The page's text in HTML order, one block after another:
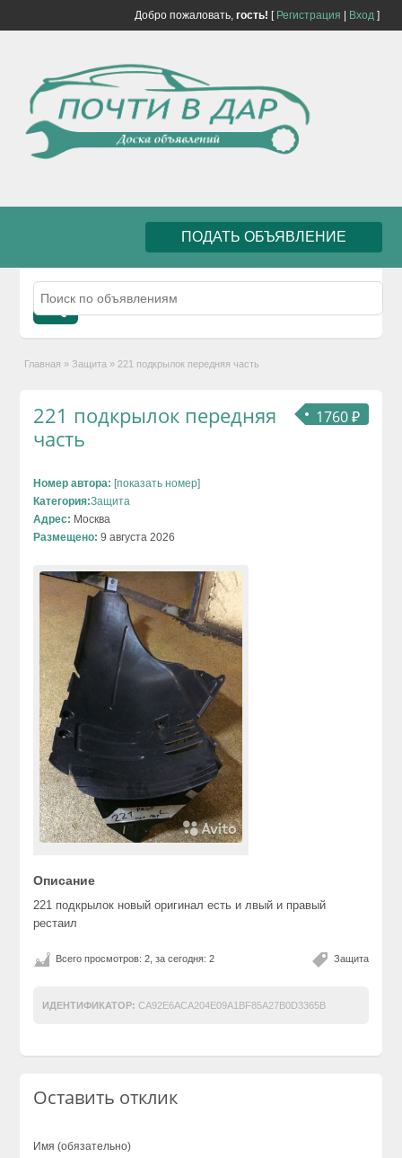
Добро пожаловать, гость! [ Регистрация Вход]
ПОДАТЬ ОБЪЯВЛЕНИЕ
Главная » Защита » 221 подкрылок передняя часть
1760 ₽
221 подкрылок передняя
часть
Номер автора: [показать номер]
Категория:Защита
Адрес: Москва
Размещено: 9 августа 2026
Описание
221 подкрылок новый оригинал есть и лвый и правый
рестаил
Защита
Всего просмотров: 2, за сегодня: 2
ИДЕНТИФИКАТОР: CA92E6ACA204E09A1BF85A27B0D3365B
Оставить отклик
Имя (обязательно)